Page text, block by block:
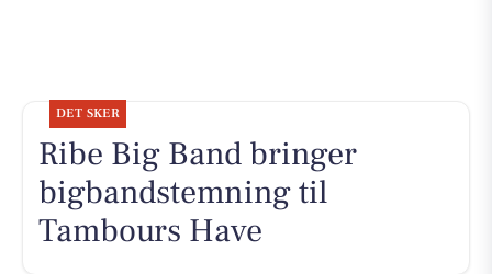
DET SKER
Ribe Big Band bringer
bigbandstemning til
Tambours Have